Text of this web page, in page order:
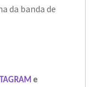
da banda de
e